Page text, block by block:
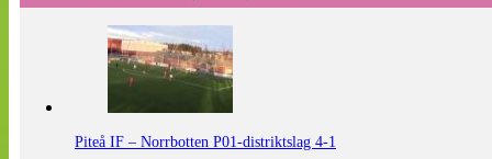
Piteå IF – Norrbotten P01-distriktslag 4-1